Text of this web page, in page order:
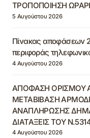
ΤΡΟΠΟΠΟΙΗΣΗ
5 Αυγούστου 2026
Πίνακας αποφάσεων
περιφοράς
4 Αυγούστου 2026
ΑΠΟΦΑΣΗ ΟΡΙΣΜΟΥ
ΜΕΤΑΒΙΒΑΣΗ
ΑΝΑΠΛΗΡΩΣΗΣ
ΔΙΑΤΑΞΕΙΣ ΤΟΥ
4 Αυγούστου 2026